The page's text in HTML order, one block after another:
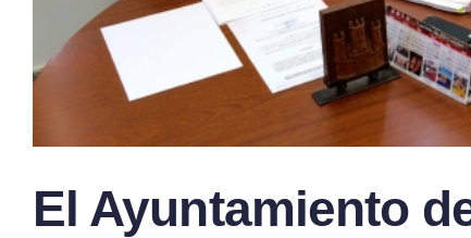
El Ayuntamiento